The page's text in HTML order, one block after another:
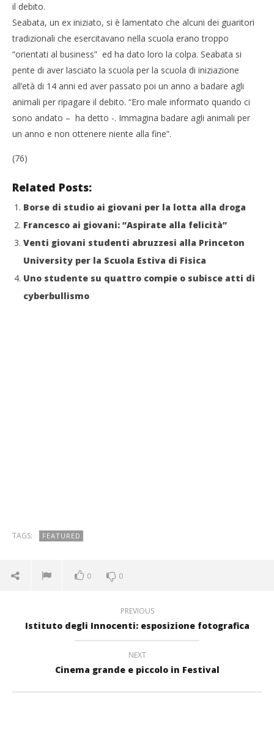
il debito.
Seabata, un ex iniziato, si è lamentato che alcuni dei guaritori
tradizionali che esercitavano nella scuola erano troppo
“orientati al business” ed ha dato loro la colpa. Seabata si
pente di aver lasciato la scuola per la scuola di iniziazione
all’età di 14 anni ed aver passato poi un anno a badare agli
animali per ripagare il debito. “Ero male informato quando ci
sono andato – ha detto -. Immagina badare agli animali per
un anno e non ottenere niente alla fine”.
(76)
Related Posts:
Borse di studio ai giovani per la lotta alla droga
Francesco ai giovani: “Aspirate alla felicità”
Venti giovani studenti abruzzesi alla Princeton
University per la Scuola Estiva di Fisica
Uno studente su quattro compie o subisce atti di
cyberbullismo
TAGS: FEATURED
0 0
PREVIOUS
Istituto degli Innocenti: esposizione fotografica
NEXT
Cinema grande e piccolo in Festival